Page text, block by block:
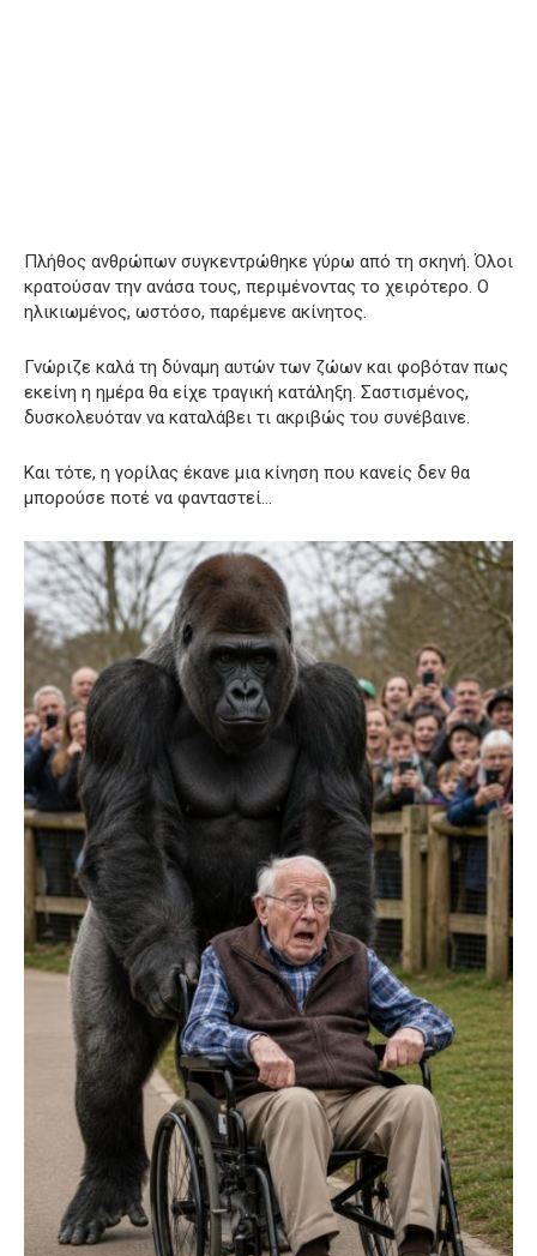
Πλήθος ανθρώπων συγκεντρώθηκε γύρω από τη σκηνή. Όλοι
κρατούσαν την ανάσα τους, περιμένοντας το χειρότερο. Ο
ηλικιωμένος, ωστόσο, παρέμενε ακίνητος.
Γνώριζε καλά τη δύναμη αυτών των ζώων και φοβόταν πως
εκείνη η ημέρα θα είχε τραγική κατάληξη. Σαστισμένος,
δυσκολευόταν να καταλάβει τι ακριβώς του συνέβαινε.
Και τότε, η γορίλας έκανε μια κίνηση που κανείς δεν θα
μπορούσε ποτέ να φανταστεί…